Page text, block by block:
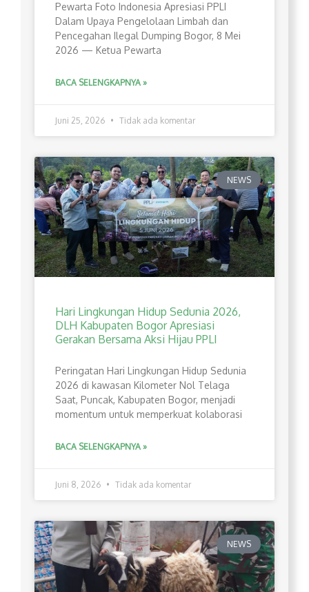
Pewarta Foto Indonesia Apresiasi PPLI
Dalam Upaya Pengelolaan Limbah dan
Pencegahan Ilegal Dumping Bogor, 8 Mei
2026 — Ketua Pewarta
BACA SELENGKAPNYA »
Juni 25, 2026 Tidak ada komentar
NEWS
Hari Lingkungan Hidup Sedunia 2026,
DLH Kabupaten Bogor Apresiasi
Gerakan Bersama Aksi Hijau PPLI
Peringatan Hari Lingkungan Hidup Sedunia
2026 di kawasan Kilometer Nol Telaga
Saat, Puncak, Kabupaten Bogor, menjadi
momentum untuk memperkuat kolaborasi
BACA SELENGKAPNYA »
Juni 8, 2026 Tidak ada komentar
NEWS